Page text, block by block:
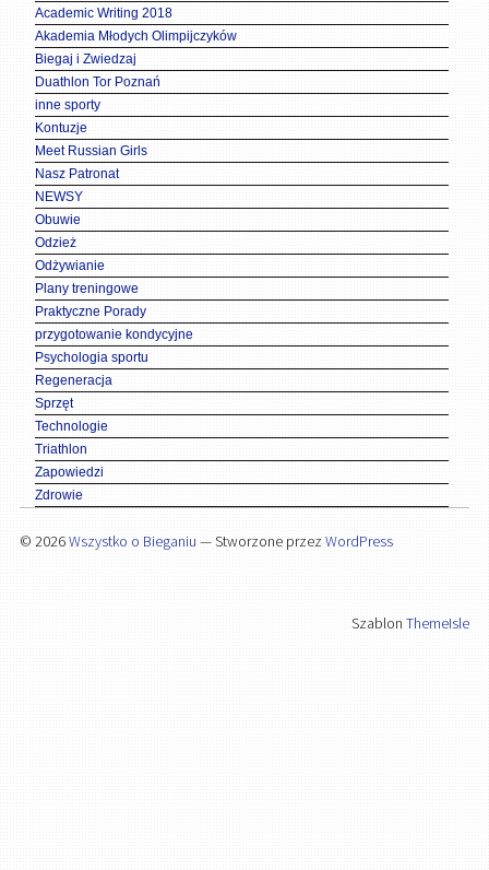
Academic Writing 2018
Akademia Młodych Olimpijczyków
Biegaj i Zwiedzaj
Duathlon Tor Poznań
inne sporty
Kontuzje
Meet Russian Girls
Nasz Patronat
NEWSY
Obuwie
Odzież
Odżywianie
Plany treningowe
Praktyczne Porady
przygotowanie kondycyjne
Psychologia sportu
Regeneracja
Sprzęt
Technologie
Triathlon
Zapowiedzi
Zdrowie
© 2026Wszystko o Bieganiu — Stworzone przez WordPress
SzablonThemeIsle